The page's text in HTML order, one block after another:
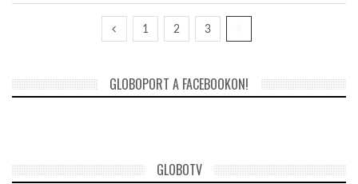
1 2 3
GLOBOPORT A FACEBOOKON!
GLOBOTV